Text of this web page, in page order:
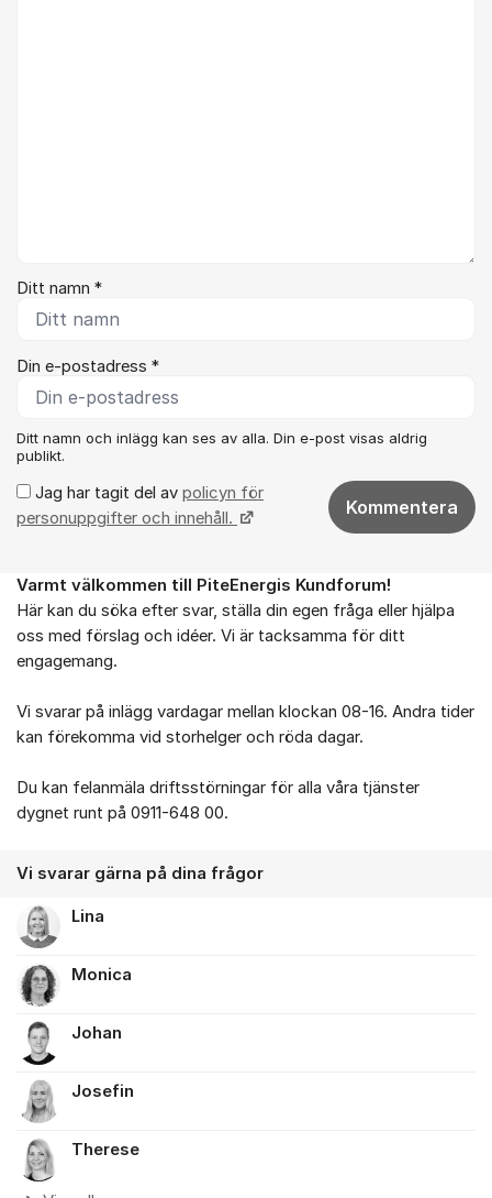
Ditt namn *
Din e-postadress *
Ditt namn och inlägg kan ses av alla. Din e-post visas aldrig
publikt.
Jag har tagit del av policyn för
personuppgifter och innehåll.
Kommentera
Om forumet
Varmt välkommen till PiteEnergis Kundforum!
Här kan du söka efter svar, ställa din egen fråga eller hjälpa
oss med förslag och idéer. Vi är tacksamma för ditt
engagemang.
Vi svarar på inlägg vardagar mellan klockan 08-16. Andra tider
kan förekomma vid storhelger och röda dagar.
Du kan felanmäla driftsstörningar för alla våra tjänster
dygnet runt på 0911-648 00.
Vi svarar gärna på dina frågor
Lina
Monica
Johan
Josefin
Therese